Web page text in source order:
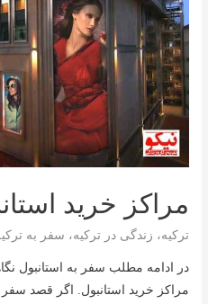
مراکز خرید
ترکیه، زندگی در ترکیه، سفر به
در ادامه مطلب سفر به استانبول
مراکز خرید استانبول. اگر قصد سفر